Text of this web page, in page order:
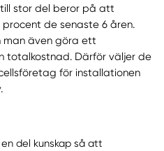
stor del beror på att
procent de senaste 6 åren.
man även göra ett
totalkostnad. Därför väljer de
för installationen
del kunskap så att